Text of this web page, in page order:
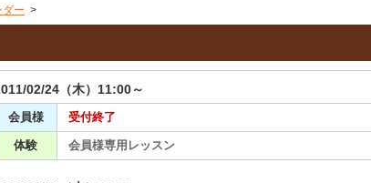
ダー >
02/24（木）11:00～
会員様 受付終了
体験 会員様専用レッスン